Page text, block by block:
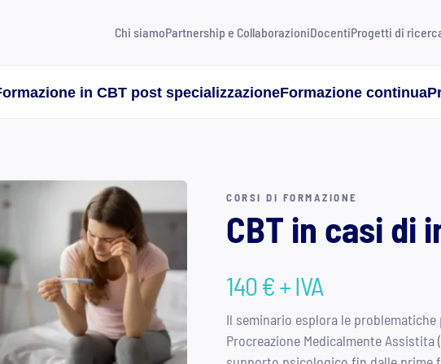
Chi siamoPartnership e CollaborazioniDocentiProgetti di
in CBT post specializzazioneFormazione continua
CORSI DI FORMAZIONE
CBT in casi di
140€+ IVA
Il seminario esplora le
Procreazione Medicalmente Assistita